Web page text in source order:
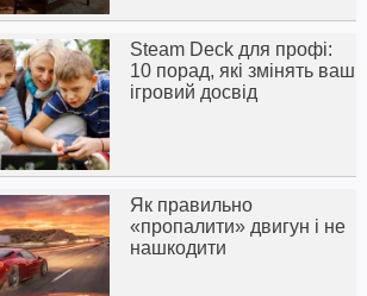
Steam Deck для профі:
10 порад, які змінять ваш
ігровий досвід
Як правильно
«пропалити» двигун і не
нашкодити